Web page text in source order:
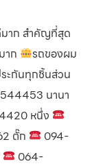
าก สำคัญที่สุด
าก
รถของผม
ะกันทุกชิ้นส่วน
นานา
หนึ่ง
ตั๊ก
094-
064-